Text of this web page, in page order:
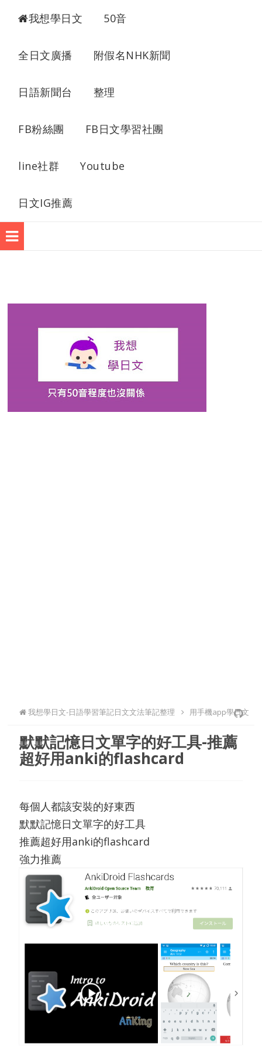
我想學日文 50音
全日文廣播 附假名NHK新聞
日語新聞台 整理
FB粉絲團 FB日文學習社團
line社群 Youtube
日文IG推薦
我想學日文-日語學習筆記日文文法筆記整理 用手機app學日文
默默記憶日文單字的好工具-推薦
超好用anki的flashcard
每個人都該安裝的好東西
默默記憶日文單字的好工具
推薦超好用anki的flashcard
強力推薦